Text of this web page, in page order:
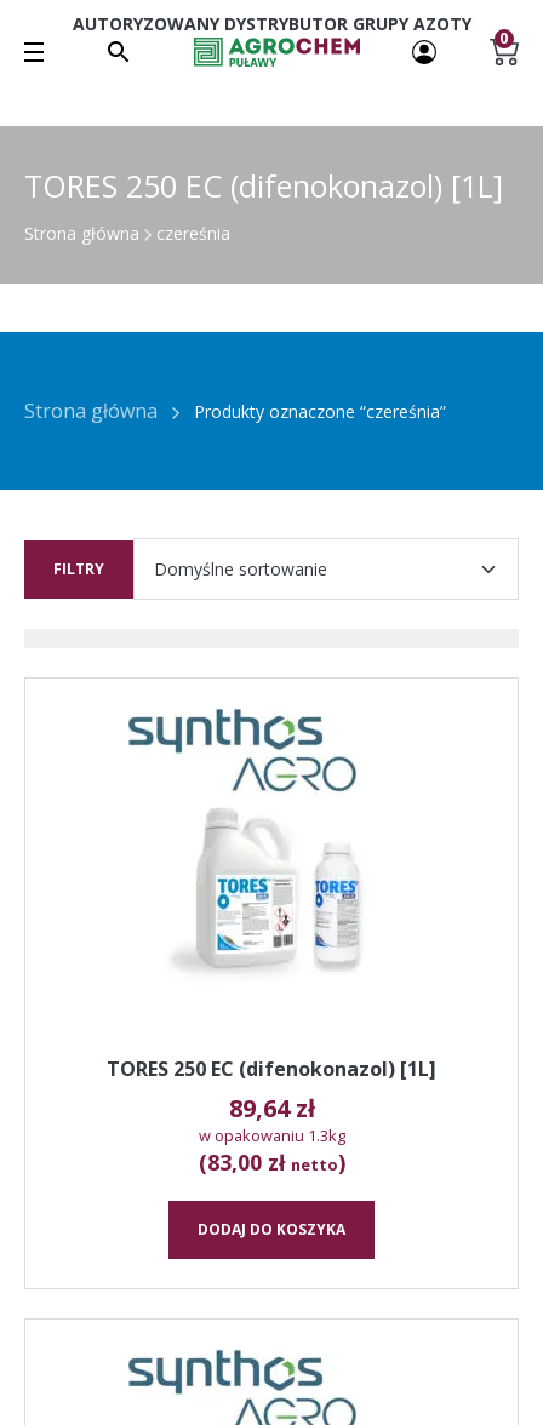
AUTORYZOWANY DYSTRYBUTOR GRUPY AZOTY
0
TORES 250 EC (difenokonazol) [1L]
Strona główna czereśnia
Strona główna Produkty oznaczone “czereśnia”
FILTRY
TORES 250 EC (difenokonazol) [1L]
89,64zł
w opakowaniu 1.3kg
(83,00 zł netto)
DODAJ DO KOSZYKA